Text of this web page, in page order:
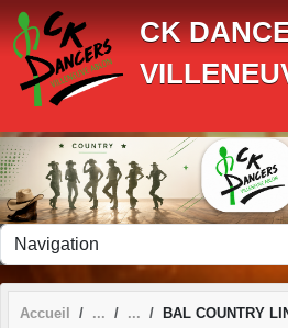
CK
Accueil BAL COUNTRY
Panneau de gestion des cookies